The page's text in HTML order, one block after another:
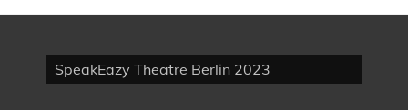
SpeakEazy Theatre Berlin 2023